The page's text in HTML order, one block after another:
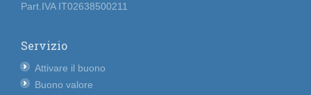
Part.IVA IT02638500211
Servizio
Attivare il buono
Buono valore